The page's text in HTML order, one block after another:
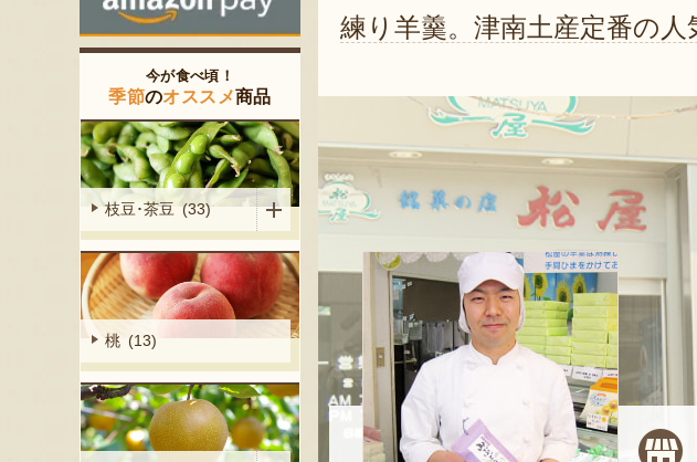
練り羊羹。津南土産定番の人
今が食べ頃！
季節のオススメ商品
枝豆･茶豆 (33)
桃 (13)